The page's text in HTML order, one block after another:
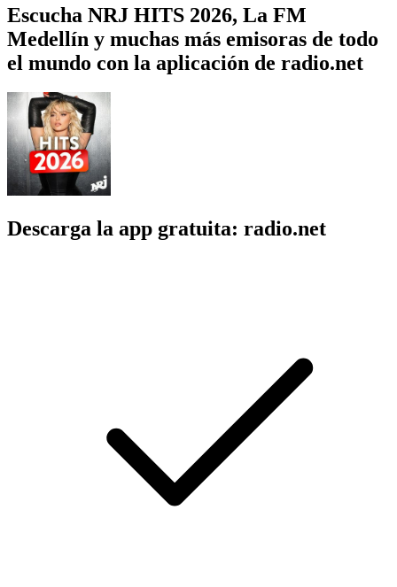
Escucha NRJ HITS 2026, La FM
Medellín y muchas más emisoras de todo
el mundo con la aplicación de radio.net
Descarga la app gratuita: radio.net